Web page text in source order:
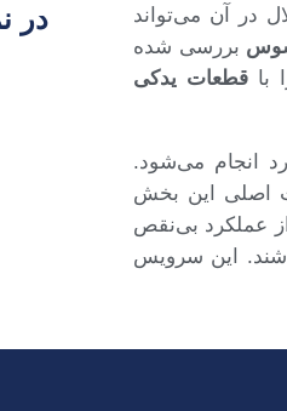
در
در آن می‌تواند
بررسی شده
با قطعات یدکی
انجام می‌شود.
اصلی این بخش
از عملکرد بی‌نقص
این سرویس